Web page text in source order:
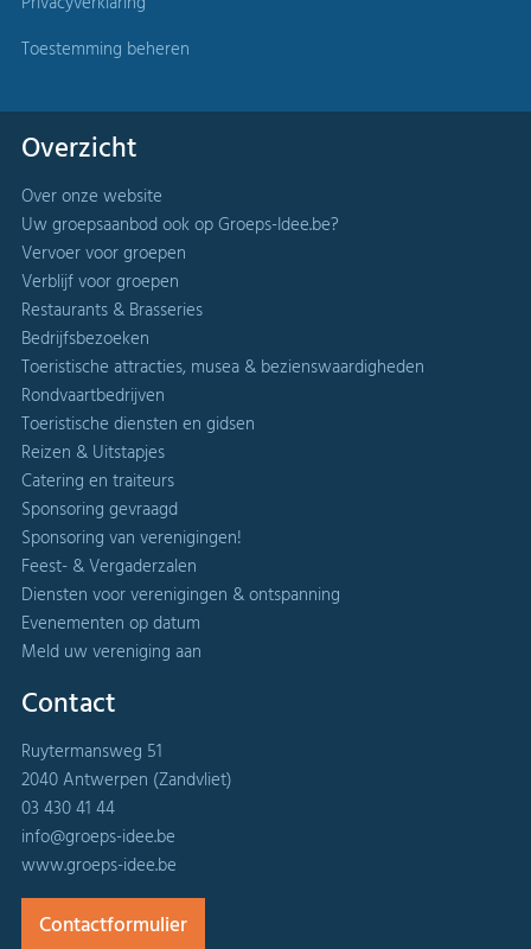
Toestemming beheren
Overzicht
Over onze website
Uw groepsaanbod ook op Groeps-Idee.be?
Vervoer voor groepen
Verblijf voor groepen
Restaurants & Brasseries
Bedrijfsbezoeken
Toeristische attracties, musea & bezienswaardigheden
Rondvaartbedrijven
Toeristische diensten en gidsen
Reizen & Uitstapjes
Catering en traiteurs
Sponsoring gevraagd
Sponsoring van verenigingen!
Feest- & Vergaderzalen
Diensten voor verenigingen & ontspanning
Evenementen op datum
Meld uw vereniging aan
Contact
Ruytermansweg 51
2040 Antwerpen (Zandvliet)
03 430 41 44
info@groeps-idee.be
www.groeps-idee.be
Contactformulier